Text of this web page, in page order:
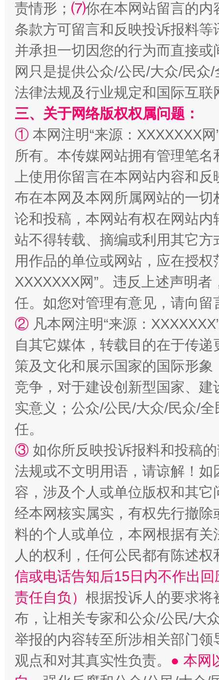
漫山遍野的桃花与雪山、麦地、白藏房 除
招工难、用工荒背后
责情形； ⑺你在本网站留言的内
条款方可留言和反映投诉报料
并承担一切因您的行为而直接
网只是提供公众/公民/大众/民
法律法规及行业规定和国际互
三、关于网络版权权属问题：
① 本网注明“来源：XXXXXXX
所有。本传媒网站拥有管理笔
上使用你留言在本网站内容和
布在本网及本网所属网站的一
论和投稿，本网站有权在网站
站不得转载、摘编或利用其它
用作品的单位或网站，应在授
XXXXXXX网”。违反上述声明
任。如您对管理有意见，请向
② 凡本网注明“来源：
自其它媒体，转载目的在于传
策及文化和展示国家的国际形
竞争，对于建设创新型国家、
实意义；公众/公民/大众/民众/
任。
③ 如你所反映投诉报料和投稿
法规或不文明用语，请谅解！
容，涉及个人或单位版权和其它
经本网核实属实，有权先行撤
料的个人或单位，本网根据有
人的权利，任何公民都有陈述
信或电话告知后15日内不作出
责任自负） 根据投诉人的要求将
布，让相关专家和公众/公民/大
举报的内容转至所涉相关部门
观点和对其真实性负责。 ● 本网